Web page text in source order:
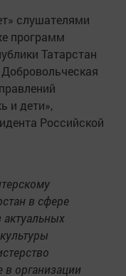
слушателями
программ
Татарстан
и дети»,
Российской
в сфере
актуальных
в организации